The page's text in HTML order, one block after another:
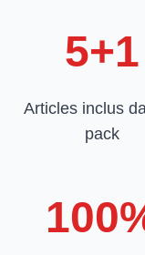
5+1
Articles inclus
pack